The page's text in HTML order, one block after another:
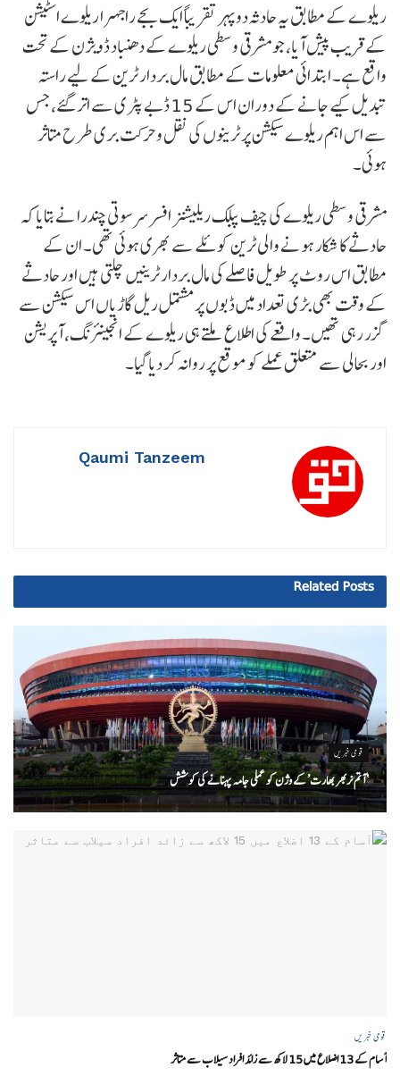
ریلوے کے مطابق یہ حادثہ دوپہر تقریباً ایک بجے راجہرا ریلوے اسٹیشن
کے قریب پیش آیا، جو مشرقی وسطی ریلوے کے دھنباد ڈویژن کے تحت
واقع ہے۔ ابتدائی معلومات کے مطابق مال بردار ٹرین کے لیے راستہ
تبدیل کیے جانے کے دوران اس کے 15 ڈبے پٹری سے اتر گئے، جس
سے اس اہم ریلوے سیکشن پر ٹرینوں کی نقل و حرکت بری طرح متاثر
ہوئی۔
مشرقی وسطی ریلوے کی چیف پبلک ریلیشنز افسر سرسوتی چندرا نے بتایا کہ
حادثے کا شکار ہونے والی ٹرین کوئلے سے بھری ہوئی تھی۔ ان کے
مطابق اس روٹ پر طویل فاصلے کی مال بردار ٹرینیں چلتی ہیں اور حادثے
کے وقت بھی بڑی تعداد میں ڈبوں پر مشتمل ریل گاڑیاں اس سیکشن سے
گزر رہی تھیں۔ واقعے کی اطلاع ملتے ہی ریلوے کے انجینئرنگ، آپریشن
اور بحالی سے متعلق عملے کو موقع پر روانہ کر دیا گیا۔
Qaumi Tanzeem
Related Posts
قومی خبریں
‘ آتم نربھر بھارت’ کے وژن کو عملی جامہ پہنانے کی کوشش
قومی خبریں
آسام کے 13 اضلاع میں 15 لاکھ سے زائد افراد سیلاب سے متاثر